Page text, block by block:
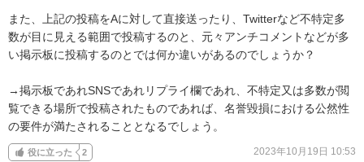
また、上記の投稿をAに対して直接送ったり、Twitterなど不特定多
数が目に見える範囲で投稿するのと、元々アンチコメントなどが多
い掲示板に投稿するのとでは何か違いがあるのでしょうか？
→掲示板であれSNSであれリプライ欄であれ、不特定又は多数が閲
覧できる場所で投稿されたものであれば、名誉毀損における公然性
の要件が満たされることとなるでしょう。
役に立った 2 2023年10月19日 10:53